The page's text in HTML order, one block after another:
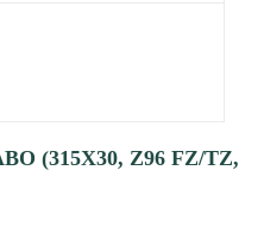
(315X30, Z96 FZ/TZ,